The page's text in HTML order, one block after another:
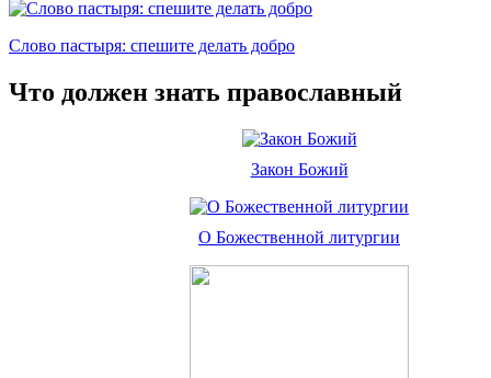
Слово пастыря: спешите делать добро
Что должен знать православный
Закон Божий
О Божественной литургии